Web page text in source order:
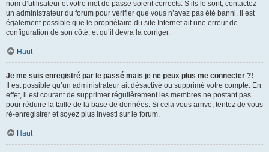
nom d’utilisateur et votre mot de passe soient corrects. S’ils le sont, contactez
un administrateur du forum pour vérifier que vous n’avez pas été banni. Il est
également possible que le propriétaire du site Internet ait une erreur de
configuration de son côté, et qu’il devra la corriger.
Haut
Je me suis enregistré par le passé mais je ne peux plus me connecter ?!
Il est possible qu’un administrateur ait désactivé ou supprimé votre compte. En
effet, il est courant de supprimer régulièrement les membres ne postant pas
pour réduire la taille de la base de données. Si cela vous arrive, tentez de vous
ré-enregistrer et soyez plus investi sur le forum.
Haut